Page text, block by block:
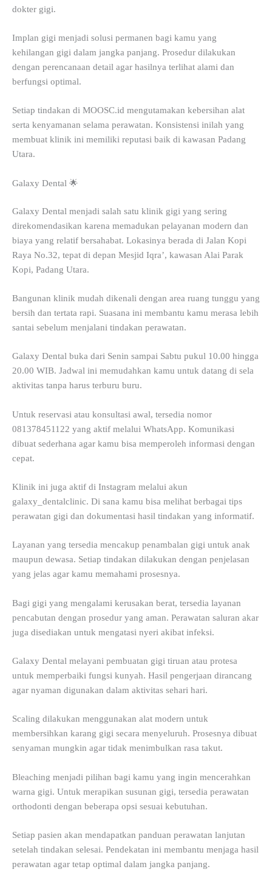
dokter gigi.
Implan gigi menjadi solusi permanen bagi kamu yang
kehilangan gigi dalam jangka panjang. Prosedur dilakukan
dengan perencanaan detail agar hasilnya terlihat alami dan
berfungsi optimal.
Setiap tindakan di MOOSC.id mengutamakan kebersihan alat
serta kenyamanan selama perawatan. Konsistensi inilah yang
membuat klinik ini memiliki reputasi baik di kawasan Padang
Utara.
Galaxy Dental 🌟
Galaxy Dental menjadi salah satu klinik gigi yang sering
direkomendasikan karena memadukan pelayanan modern dan
biaya yang relatif bersahabat. Lokasinya berada di Jalan Kopi
Raya No.32, tepat di depan Mesjid Iqra’, kawasan Alai Parak
Kopi, Padang Utara.
Bangunan klinik mudah dikenali dengan area ruang tunggu yang
bersih dan tertata rapi. Suasana ini membantu kamu merasa lebih
santai sebelum menjalani tindakan perawatan.
Galaxy Dental buka dari Senin sampai Sabtu pukul 10.00 hingga
20.00 WIB. Jadwal ini memudahkan kamu untuk datang di sela
aktivitas tanpa harus terburu buru.
Untuk reservasi atau konsultasi awal, tersedia nomor
081378451122 yang aktif melalui WhatsApp. Komunikasi
dibuat sederhana agar kamu bisa memperoleh informasi dengan
cepat.
Klinik ini juga aktif di Instagram melalui akun
galaxy_dentalclinic. Di sana kamu bisa melihat berbagai tips
perawatan gigi dan dokumentasi hasil tindakan yang informatif.
Layanan yang tersedia mencakup penambalan gigi untuk anak
maupun dewasa. Setiap tindakan dilakukan dengan penjelasan
yang jelas agar kamu memahami prosesnya.
Bagi gigi yang mengalami kerusakan berat, tersedia layanan
pencabutan dengan prosedur yang aman. Perawatan saluran akar
juga disediakan untuk mengatasi nyeri akibat infeksi.
Galaxy Dental melayani pembuatan gigi tiruan atau protesa
untuk memperbaiki fungsi kunyah. Hasil pengerjaan dirancang
agar nyaman digunakan dalam aktivitas sehari hari.
Scaling dilakukan menggunakan alat modern untuk
membersihkan karang gigi secara menyeluruh. Prosesnya dibuat
senyaman mungkin agar tidak menimbulkan rasa takut.
Bleaching menjadi pilihan bagi kamu yang ingin mencerahkan
warna gigi. Untuk merapikan susunan gigi, tersedia perawatan
orthodonti dengan beberapa opsi sesuai kebutuhan.
Setiap pasien akan mendapatkan panduan perawatan lanjutan
setelah tindakan selesai. Pendekatan ini membantu menjaga hasil
perawatan agar tetap optimal dalam jangka panjang.